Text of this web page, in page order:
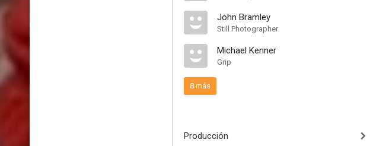
John Bramley
Still Photographer
Michael Kenner
Grip
8 más
Producción